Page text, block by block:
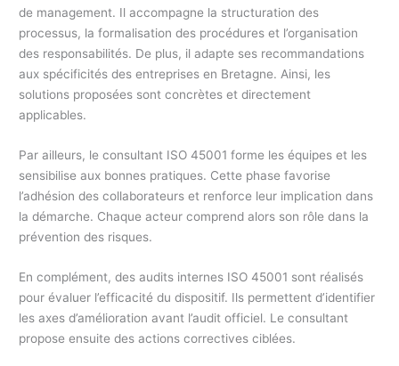
de management. Il accompagne la structuration des
processus, la formalisation des procédures et l’organisation
des responsabilités. De plus, il adapte ses recommandations
aux spécificités des entreprises en Bretagne. Ainsi, les
solutions proposées sont concrètes et directement
applicables.
Par ailleurs, le consultant ISO 45001 forme les équipes et les
sensibilise aux bonnes pratiques. Cette phase favorise
l’adhésion des collaborateurs et renforce leur implication dans
la démarche. Chaque acteur comprend alors son rôle dans la
prévention des risques.
En complément, des audits internes ISO 45001 sont réalisés
pour évaluer l’efficacité du dispositif. Ils permettent d’identifier
les axes d’amélioration avant l’audit officiel. Le consultant
propose ensuite des actions correctives ciblées.